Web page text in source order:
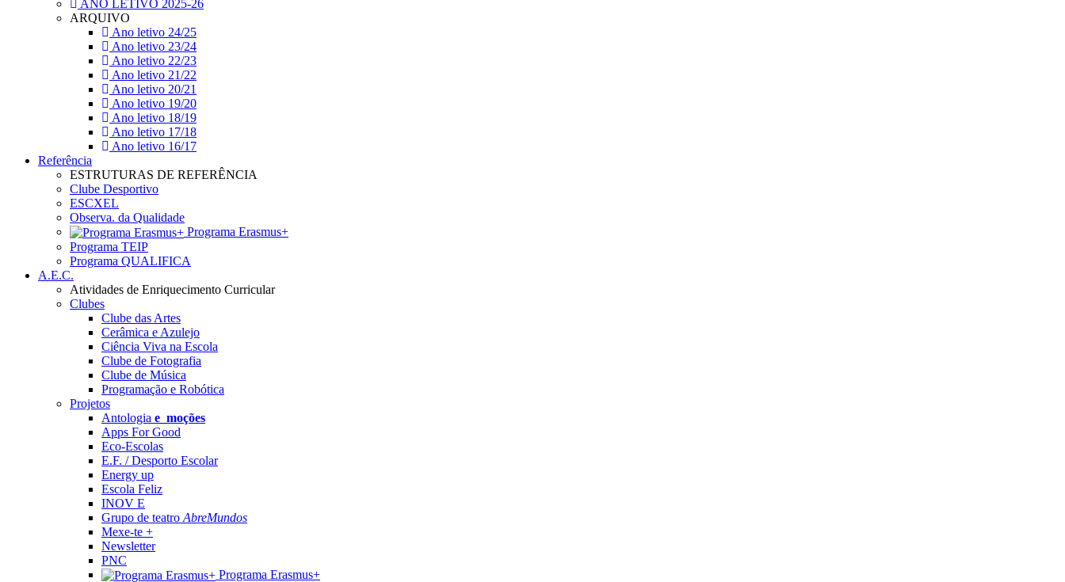
ANO LETIVO 2025-26
ARQUIVO
Ano letivo 24/25
Ano letivo 23/24
Ano letivo 22/23
Ano letivo 21/22
Ano letivo 20/21
Ano letivo 19/20
Ano letivo 18/19
Ano letivo 17/18
Ano letivo 16/17
Referência
ESTRUTURAS DE REFERÊNCIA
Clube Desportivo
ESCXEL
Observa. da Qualidade
Programa Erasmus+
Programa TEIP
Programa QUALIFICA
A.E.C.
Atividades de Enriquecimento Curricular
Clubes
Clube das Artes
Cerâmica e Azulejo
Ciência Viva na Escola
Clube de Fotografia
Clube de Música
Programação e Robótica
Projetos
Antologia e_moções
Apps For Good
Eco-Escolas
E.F. / Desporto Escolar
Energy up
Escola Feliz
INOV E
Grupo de teatro AbreMundos
Mexe-te +
Newsletter
PNC
Programa Erasmus+